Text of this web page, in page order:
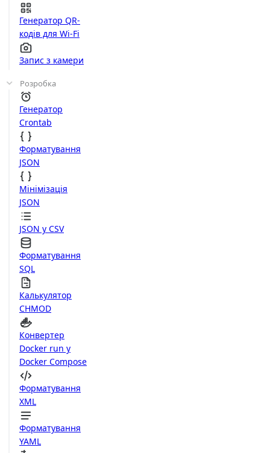
Генератор QR-
кодів для Wi-Fi
Запис з камери
Розробка
Генератор
Crontab
Форматування
JSON
Мінімізація
JSON
JSON у CSV
Форматування
SQL
Калькулятор
CHMOD
Конвертер
Docker run у
Docker Compose
Форматування
XML
Форматування
YAML